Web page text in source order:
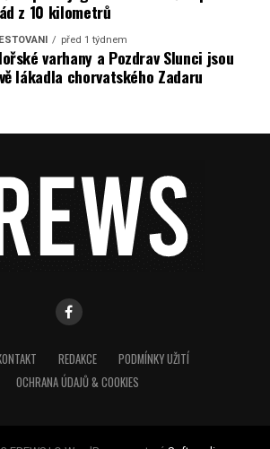
z 10 kilometrů
před 1 týdnem
varhany a Pozdrav Slunci jsou
lákadla chorvatského Zadaru
REDAKCE
PODMÍNKY UŽITÍ
OCHRANA ÚDAJŮ & COOKIES